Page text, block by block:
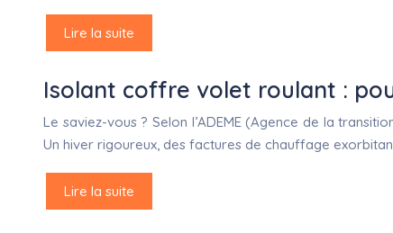
Lire la suite
Isolant coffre volet roulant :
Le saviez-vous ? Selon l’ADEME (Agence de la
Un hiver rigoureux, des factures de chauffage
Lire la suite